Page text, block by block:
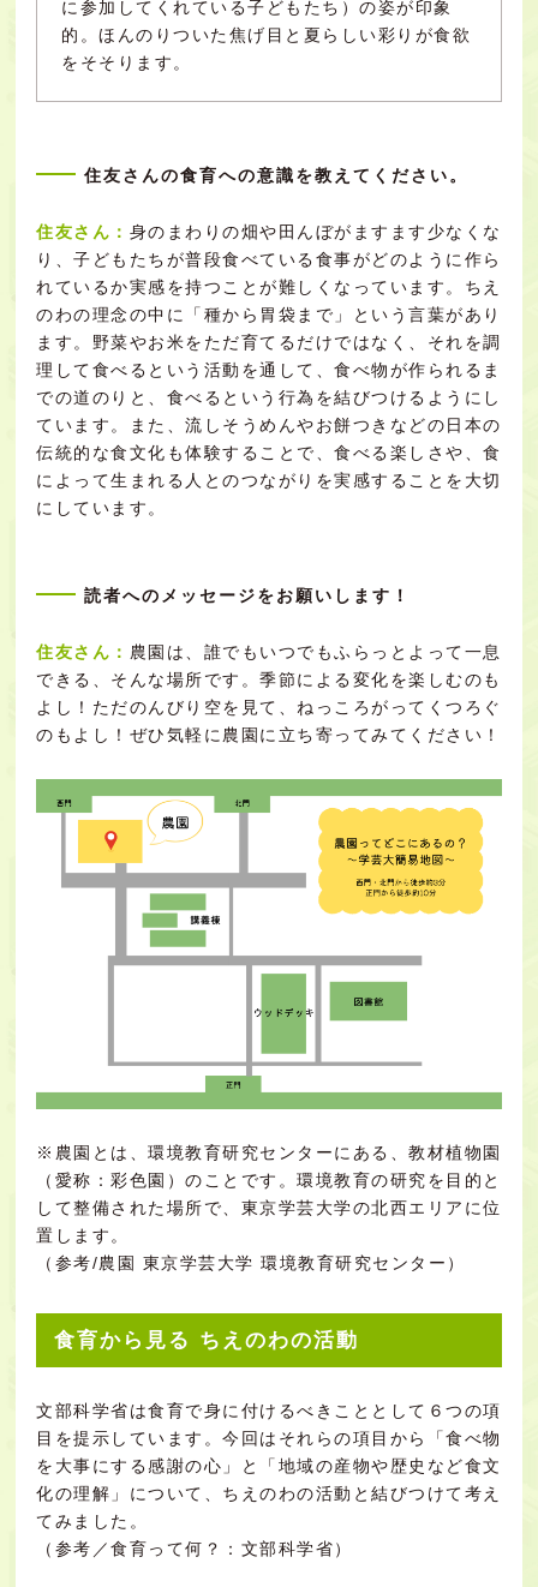
に参加してくれている子どもたち）の姿が印象
的。ほんのりついた焦げ目と夏らしい彩りが食欲
をそそります。
住友さんの食育への意識を教えてください。
住友さん： 身のまわりの畑や田んぼがますます少なくな
り、子どもたちが普段食べている食事がどのように作ら
れているか実感を持つことが難しくなっています。ちえ
のわの理念の中に「種から胃袋まで」という言葉があり
ます。野菜やお米をただ育てるだけではなく、それを調
理して食べるという活動を通して、食べ物が作られるま
での道のりと、食べるという行為を結びつけるようにし
ています。また、流しそうめんやお餅つきなどの日本の
伝統的な食文化も体験することで、食べる楽しさや、食
によって生まれる人とのつながりを実感することを大切
にしています。
読者へのメッセージをお願いします！
住友さん： 農園は、誰でもいつでもふらっとよって一息
できる、そんな場所です。季節による変化を楽しむのも
よし！ただのんびり空を見て、ねっころがってくつろぐ
のもよし！ぜひ気軽に農園に立ち寄ってみてください！
※農園とは、環境教育研究センターにある、教材植物園
（愛称：彩色園）のことです。環境教育の研究を目的と
して整備された場所で、東京学芸大学の北西エリアに位
置します。
（参考/農園 東京学芸大学 環境教育研究センター ）
食育から見る ちえのわの活動
文部科学省は食育で身に付けるべきこととして６つの項
目を提示しています。今回はそれらの項目から「食べ物
を大事にする感謝の心」と「地域の産物や歴史など食文
化の理解」について、ちえのわの活動と結びつけて考え
てみました。
（参考／食育って何？：文部科学省）